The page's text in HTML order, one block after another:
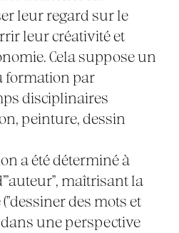
leur regard sur le
leur créativité et
Cela suppose un
formation par
disciplinaires
peinture, dessin
a été déterminé à
maîtrisant la
des mots et
dans une perspective